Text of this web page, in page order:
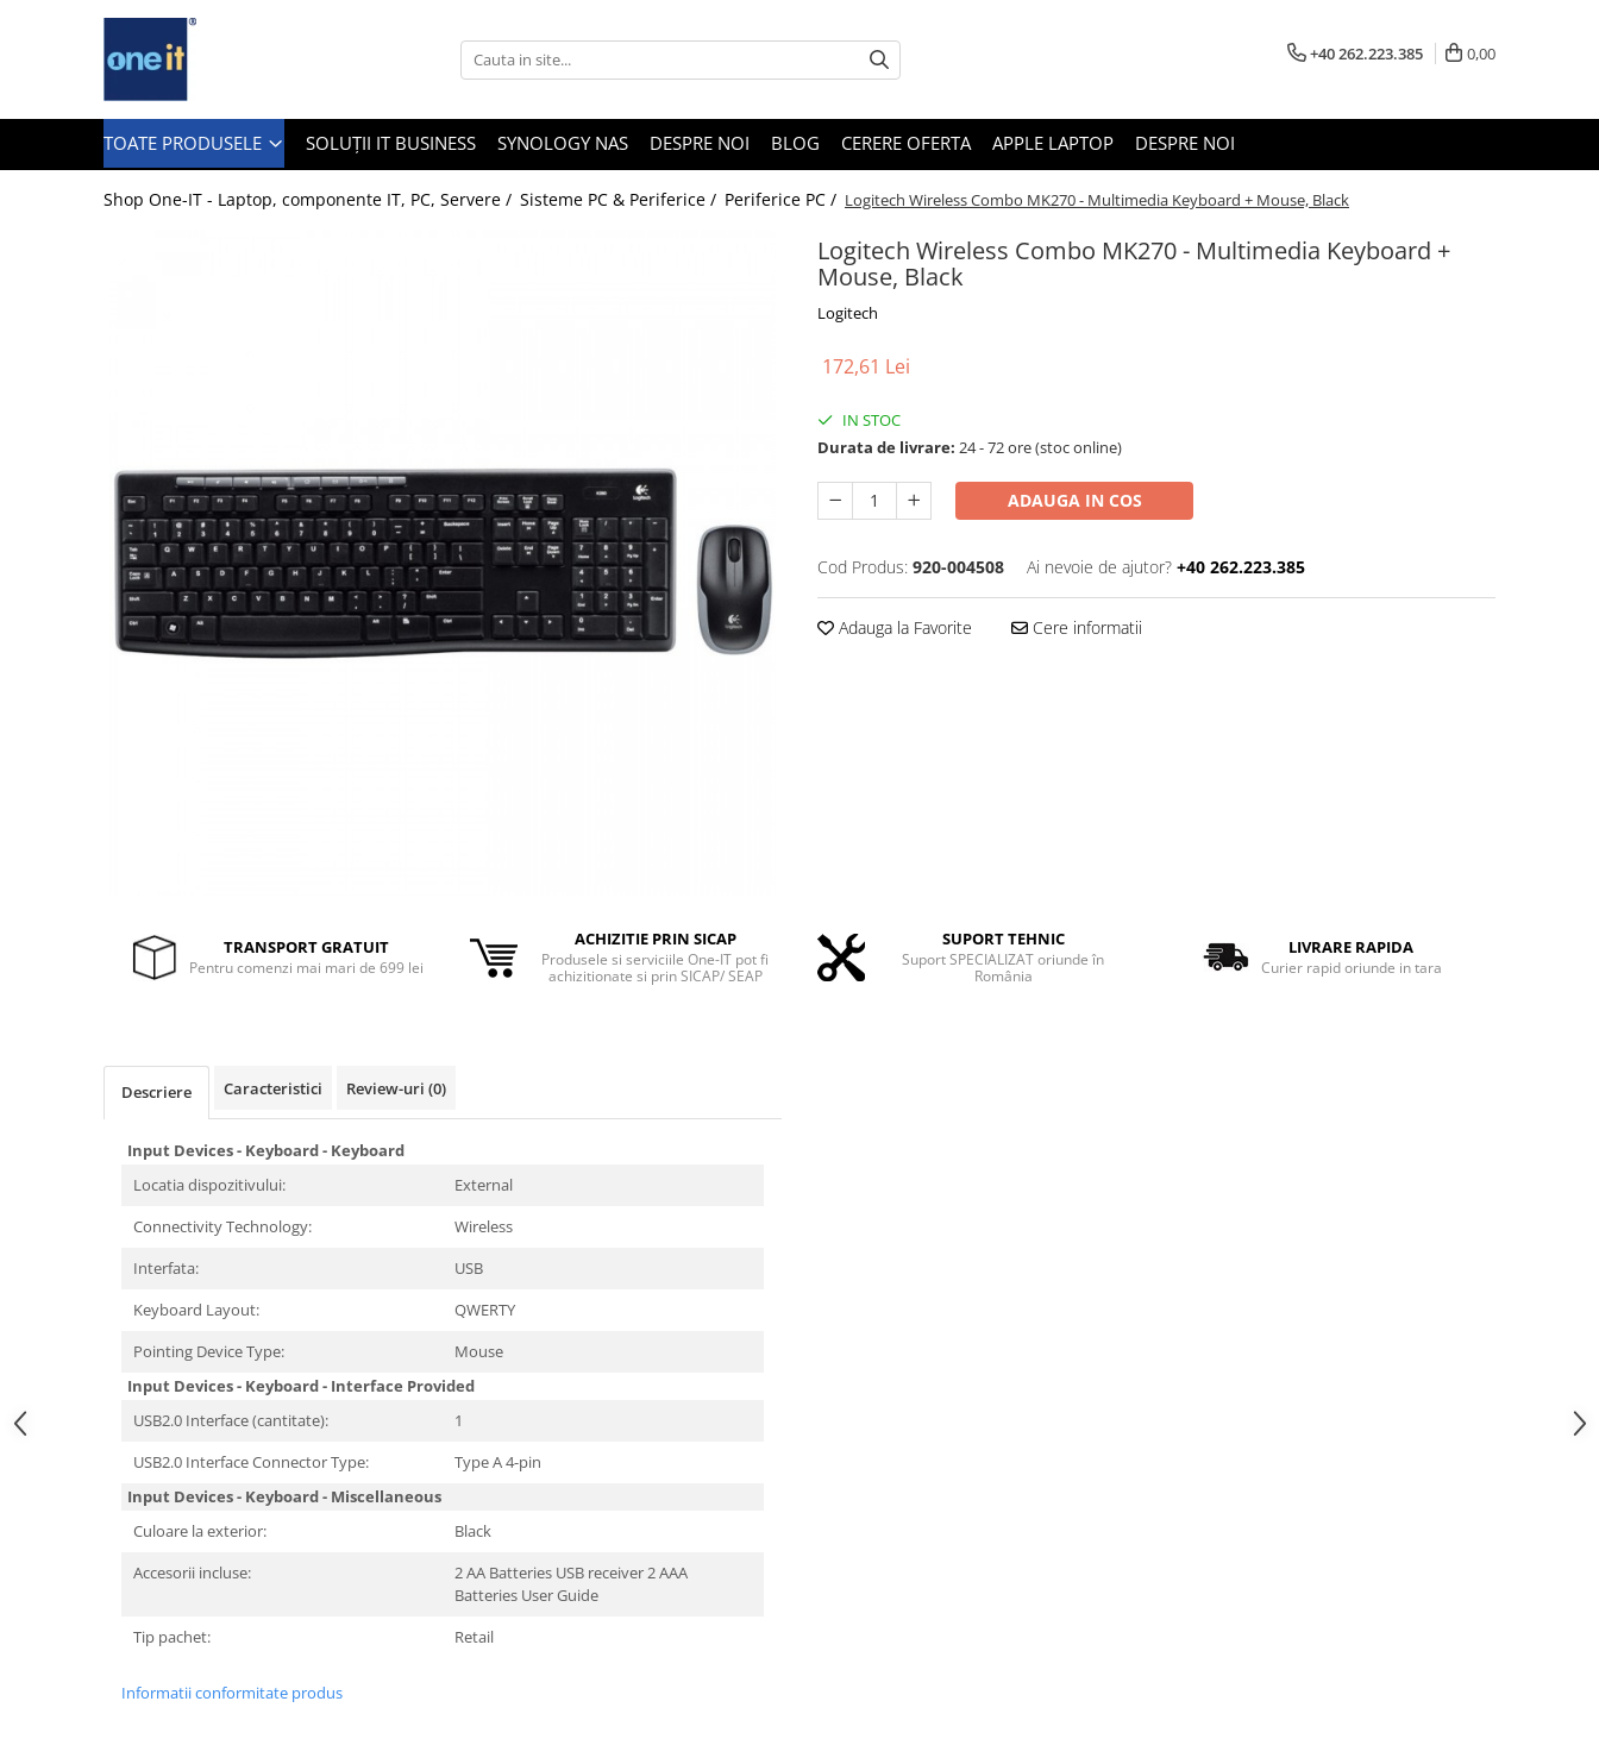
Toate Produsele
Ochelari Smart
Smartphone IPhone
Scaune Gaming
Tastaturi Gaming
Periferice PC
Placi de Baza
+40 262.223.385 0,00
TOATE PRODUSELE SOLUȚII IT BUSINESS SYNOLOGY NAS DESPRE NOI BLOG CERERE OFERTA APPLE LAPTOP DESPRE NOI
Shop One-IT - Laptop, componente IT, PC, Servere / Sisteme PC & Periferice / Periferice PC / Logitech Wireless Combo MK270 - Multimedia Keyboard + Mouse, Black
Logitech Wireless Combo MK270 - Multimedia Keyboard +
Mouse, Black
Logitech
172,61 Lei
IN STOC
Durata de livrare: 24 - 72 ore (stoc online)
ADAUGA IN COS
Cod Produs: 920-004508 Ai nevoie de ajutor? +40 262.223.385
Adauga la Favorite Cere informatii
TRANSPORT GRATUIT
Pentru comenzi mai mari de 699 lei
ACHIZITIE PRIN SICAP
Produsele si serviciile One-IT pot fi
achizitionate si prin SICAP/ SEAP
SUPORT TEHNIC
Suport SPECIALIZAT oriunde în
România
LIVRARE RAPIDA
Curier rapid oriunde in tara
Descriere Caracteristici Review-uri (0)
Input Devices - Keyboard - Keyboard
Locatia dispozitivului:
External
Connectivity Technology:
Wireless
Interfata:
USB
Keyboard Layout:
QWERTY
Pointing Device Type:
Mouse
Input Devices - Keyboard - Interface Provided
USB2.0 Interface (cantitate):
1
USB2.0 Interface Connector Type:
Type A 4-pin
Input Devices - Keyboard - Miscellaneous
Culoare la exterior:
Black
Accesorii incluse:
2 AA Batteries USB receiver 2 AAA
Batteries User Guide
Tip pachet:
Retail
Informatii conformitate produs